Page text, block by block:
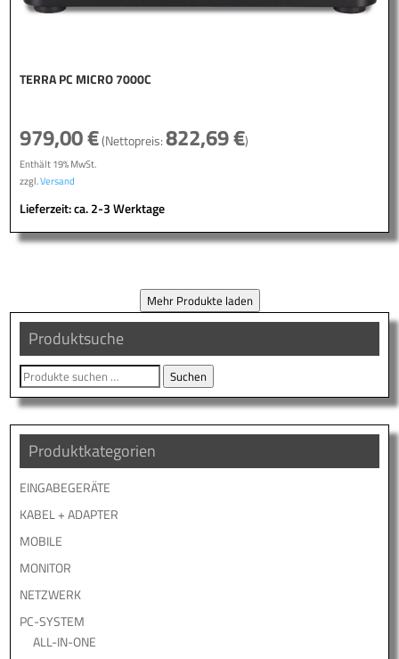
TERRA PC MICRO 7000C
979,00€(Nettopreis:822,69€)
Enthält 19% MwSt.
zzgl.Versand
Lieferzeit: ca. 2-3 Werktage
Mehr Produkte laden
Produktsuche
Suche
nach:
Suchen
Produktkategorien
EINGABEGERÄTE
KABEL + ADAPTER
MOBILE
MONITOR
NETZWERK
PC-SYSTEM
ALL-IN-ONE